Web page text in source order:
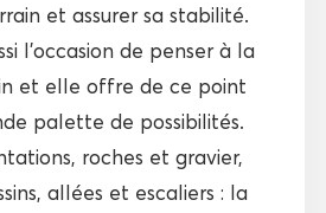
et assurer sa stabilité.
l’occasion de penser à la
et elle offre de ce point
palette de possibilités.
roches et gravier,
allées et escaliers : la